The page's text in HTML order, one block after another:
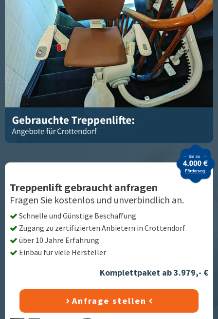
Treppenlift gebraucht anfragen
Fragen Sie kostenlos und unverbindlich an.
Schnelle und Günstige Beschaffung
Zugang zu zertifizierten Anbietern in Crottendorf
über 10 Jahre Erfahrung
Einbau für viele Hersteller
Komplettpaket ab 3.979,- €
Anfrage stellen